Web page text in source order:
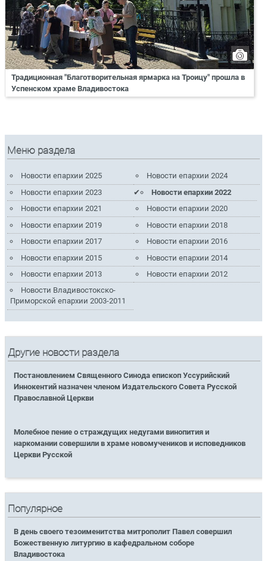
Традиционная "Благотворительная ярмарка на Троицу" прошла в
Успенском храме Владивостока
Меню раздела
Новости епархии 2025
Новости епархии 2024
Новости епархии 2023
Новости епархии 2022
Новости епархии 2021
Новости епархии 2020
Новости епархии 2019
Новости епархии 2018
Новости епархии 2017
Новости епархии 2016
Новости епархии 2015
Новости епархии 2014
Новости епархии 2013
Новости епархии 2012
Новости Владивостокско-
Приморской епархии 2003-2011
Другие новости раздела
Постановлением Священного Синода епископ Уссурийский
Иннокентий назначен членом Издательского Совета Русской
Православной Церкви
Молебное пение о страждущих недугами винопития и
наркомании совершили в храме новомучеников и исповедников
Церкви Русской
Популярное
В день своего тезоименитства митрополит Павел совершил
Божественную литургию в кафедральном соборе
Владивостока